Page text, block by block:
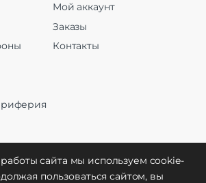
Мой аккаунт
Заказы
Контакты
сайта мы используем cookie-
пользоваться сайтом, вы